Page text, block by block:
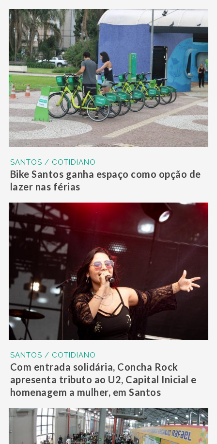
SANTOS / COTIDIANO
Bike Santos ganha espaço como opção de
lazer nas férias
SANTOS / COTIDIANO
Com entrada solidária, Concha Rock
apresenta tributo ao U2, Capital Inicial e
homenagem a mulher, em Santos